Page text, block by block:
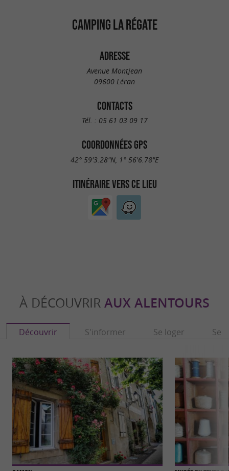
CAMPING LA RÉGATE
ADRESSE
Avenue Montjean
09600 Léran
CONTACTS
Tél. : 05 61 03 09 17
COORDONNÉES GPS
42° 59'3.28"N, 1° 56'6.78"E
ITINÉRAIRE VERS CE LIEU
À DÉCOUVRIR AUX ALENTOURS
Découvrir S'informer Se loger Se